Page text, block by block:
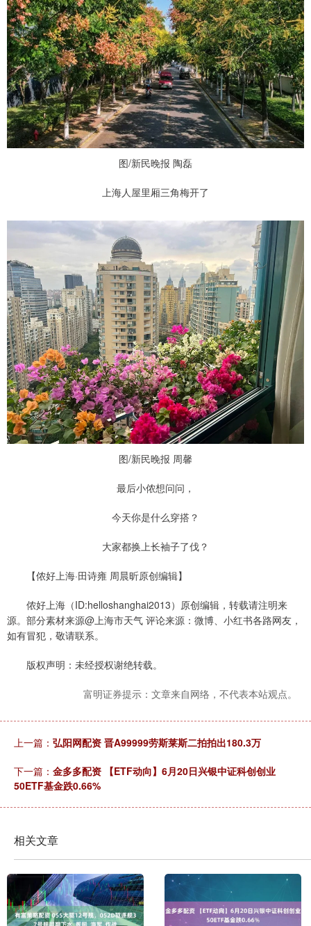
图/新民晚报 陶磊
上海人屋里厢三角梅开了
图/新民晚报 周馨
最后小侬想问问，
今天你是什么穿搭？
大家都换上长袖子了伐？
【侬好上海·田诗雍 周晨昕原创编辑】
侬好上海（ID:helloshanghai2013）原创编辑，转载请注明来
源。部分素材来源@上海市天气 评论来源：微博、小红书各路网友，
如有冒犯，敬请联系。
版权声明：未经授权谢绝转载。
富明证券提示：文章来自网络，不代表本站观点。
上一篇： 弘阳网配资 晋A99999劳斯莱斯二拍拍出180.3万
下一篇： 金多多配资 【ETF动向】6月20日兴银中证科创创业
50ETF基金跌0.66%
相关文章